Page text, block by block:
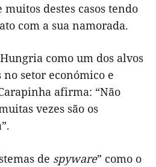
destes casos tendo
com a sua namorada.
como um dos alvos
no setor económico e
afirma: “Não
vezes são os
de spyware” como o